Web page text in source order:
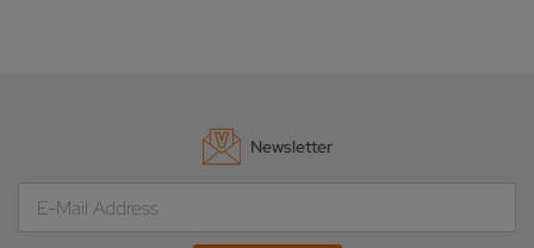
Newsletter